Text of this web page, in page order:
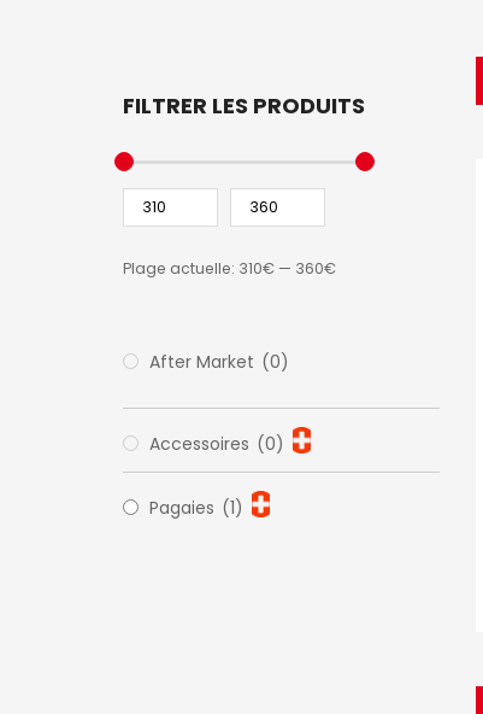
FILTRER LES PRODUITS
Plage actuelle: 310€ — 360€
After Market (0)
Accessoires (0)
Pagaies (1)